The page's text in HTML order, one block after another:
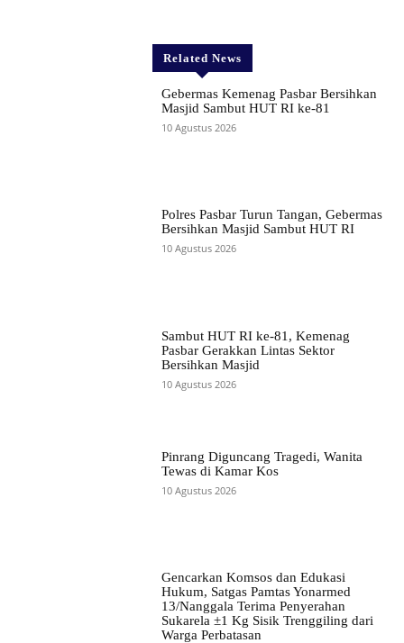
Related News
Gebermas Kemenag Pasbar Bersihkan
Masjid Sambut HUT RI ke-81
10 Agustus 2026
Polres Pasbar Turun Tangan, Gebermas
Bersihkan Masjid Sambut HUT RI
10 Agustus 2026
Sambut HUT RI ke-81, Kemenag
Pasbar Gerakkan Lintas Sektor
Bersihkan Masjid
10 Agustus 2026
Pinrang Diguncang Tragedi, Wanita
Tewas di Kamar Kos
10 Agustus 2026
Gencarkan Komsos dan Edukasi
Hukum, Satgas Pamtas Yonarmed
13/Nanggala Terima Penyerahan
Sukarela ±1 Kg Sisik Trenggiling dari
Warga Perbatasan